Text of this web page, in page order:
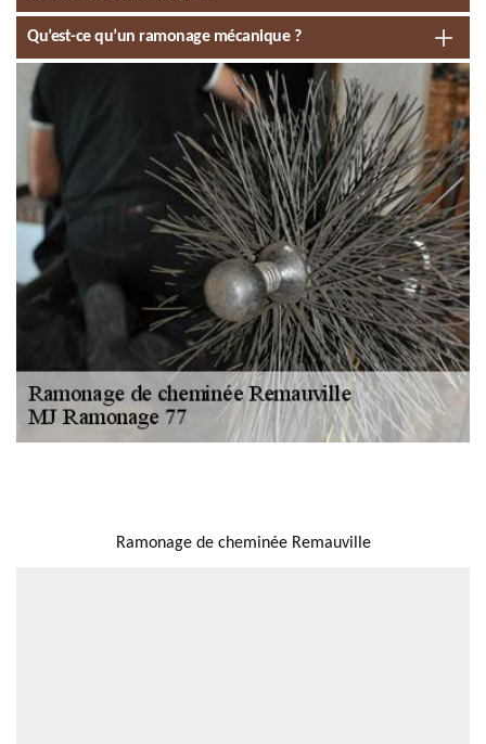
Qu’est-ce qu’un ramonage mécanique ?
Ramonage de cheminée Remauville